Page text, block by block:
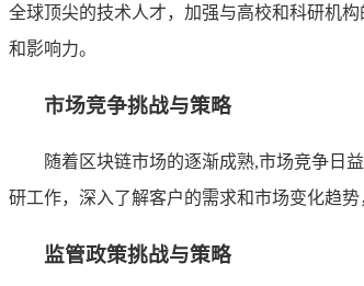
全球顶尖的技术人才，加强与高校和科研机
和影响力。
市场竞争挑战与策略
随着区块链市场的逐渐成熟,市场竞争日
研工作，深入了解客户的需求和市场变化趋
监管政策挑战与策略